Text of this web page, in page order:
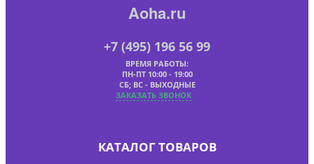
Aoha.ru
+7 (495) 196 56 99
ВРЕМЯ РАБОТЫ:
ПН-ПТ 10:00 - 19:00
СБ; ВС - ВЫХОДНЫЕ
ЗАКАЗАТЬ ЗВОНОК
КАТАЛОГ ТОВАРОВ